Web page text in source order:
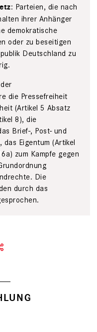
: Parteien, die nach
ihrer Anhänger
demokratische
oder zu beseitigen
Deutschland zu
die Pressefreiheit
(Artikel 5 Absatz
8), die
Brief-, Post- und
das Eigentum (Artikel
zum Kampfe gegen
Die
durch das